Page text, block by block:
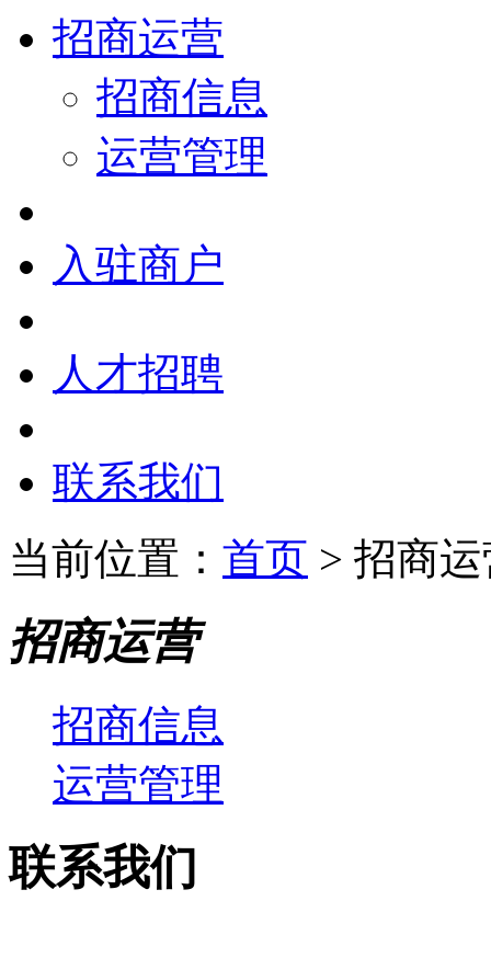
招商运营
招商信息
运营管理
入驻商户
人才招聘
联系我们
当前位置： 首页 > 招商
招商运营
招商信息
运营管理
联系我们